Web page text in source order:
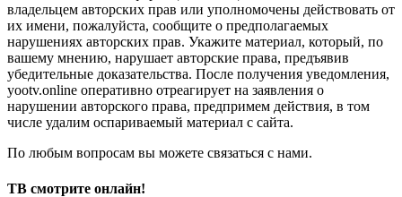
владельцем авторских прав или уполномочены действовать от
их имени, пожалуйста, сообщите о предполагаемых
нарушениях авторских прав. Укажите материал, который, по
вашему мнению, нарушает авторские права, предъявив
убедительные доказательства. После получения уведомления,
yootv.online оперативно отреагирует на заявления о
нарушении авторского права, предпримем действия, в том
числе удалим оспариваемый материал с сайта.
По любым вопросам вы можете связаться с нами.
ТВ смотрите онлайн!